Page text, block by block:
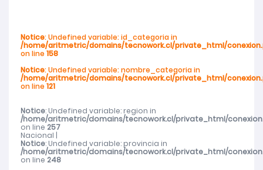
Abren talleres deportivos para adultos mayores en toda la región
Abren talleres deportivos para adultos mayores en toda la región
Cerca de mil de mujeres de Ñuble recibieron atención del SernamEG
Notice: Undefined variable: id_categoria in
/home/aritmetric/domains/tecnowork.cl/private_html/
on line 158
Notice: Undefined variable: nombre_categoria in
/home/aritmetric/domains/tecnowork.cl/private_html/
on line 121
Notice: Undefined variable: region in
/home/aritmetric/domains/tecnowork.cl/private_html/
on line 257
Nacional |
Notice: Undefined variable: provincia in
/home/aritmetric/domains/tecnowork.cl/private_html/
on line 248